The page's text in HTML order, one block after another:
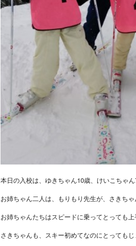
本日の入校は、ゆきちゃん10歳、けいこちゃ
お姉ちゃん二人は、もりもり先生が、さきち
お姉ちゃんたちはスピードに乗ってとっても上
さきちゃんも、スキー初めてなのにとってもじ